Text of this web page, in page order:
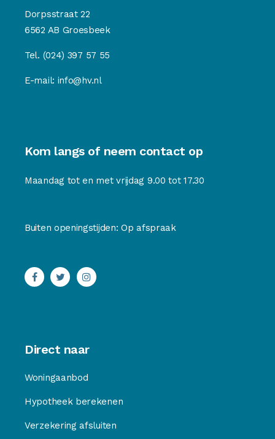
Dorpsstraat 22
6562 AB Groesbeek
Tel. (024) 397 57 55
E-mail: info@hv.nl
Kom langs of neem contact op
Maandag tot en met vrijdag 9.00 tot 17.30
Buiten openingstijden: Op afspraak
Direct naar
Woningaanbod
Hypotheek berekenen
Verzekering afsluiten